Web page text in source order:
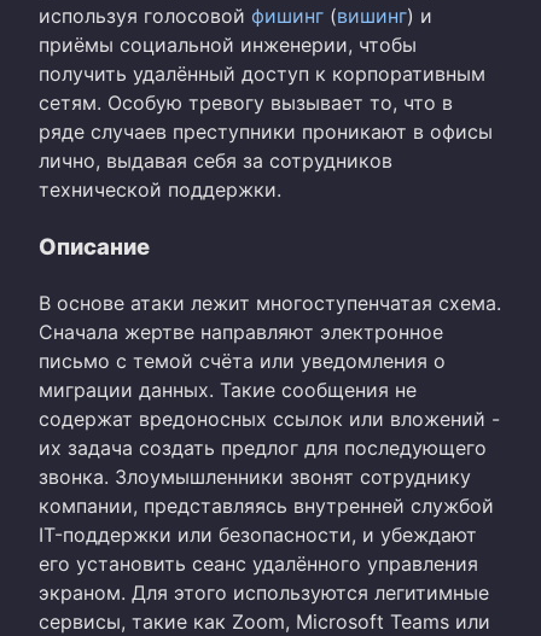
используя голосовой фишинг (вишинг) и
приёмы социальной инженерии, чтобы
получить удалённый доступ к корпоративным
сетям. Особую тревогу вызывает то, что в
ряде случаев преступники проникают в офисы
лично, выдавая себя за сотрудников
технической поддержки.
Описание
В основе атаки лежит многоступенчатая схема.
Сначала жертве направляют электронное
письмо с темой счёта или уведомления о
миграции данных. Такие сообщения не
содержат вредоносных ссылок или вложений -
их задача создать предлог для последующего
звонка. Злоумышленники звонят сотруднику
компании, представляясь внутренней службой
IT-поддержки или безопасности, и убеждают
его установить сеанс удалённого управления
экраном. Для этого используются легитимные
сервисы, такие как Zoom, Microsoft Teams или